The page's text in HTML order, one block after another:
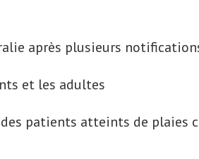
après plusieurs
et les adultes
patients atteints de plaies